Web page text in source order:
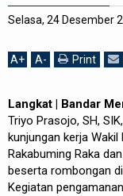
Selasa, 24 Desember
A+ A- Print
Langkat | Bandar
Triyo Prasojo, SH,
kunjungan kerja Wakil
Rakabuming Raka
beserta rombongan
Kegiatan